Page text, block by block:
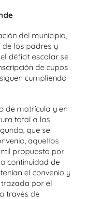
del municipio,
los padres y
déficit escolar se
de cupos
cumpliendo
de matrícula y en
total a las
que se
aquellos
propuesto por
continuidad de
el convenio y
por el
través de